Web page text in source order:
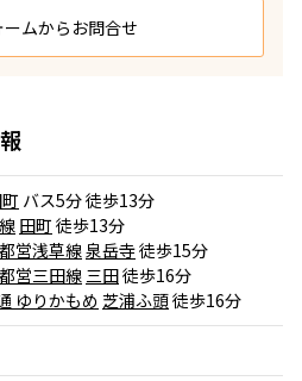
ームから お問合せ
バス5分 徒歩13分
田町 徒歩13分
営浅草線泉岳寺徒歩15分
営三田線三田徒歩16分
ゆりかもめ 芝浦ふ頭徒歩16分